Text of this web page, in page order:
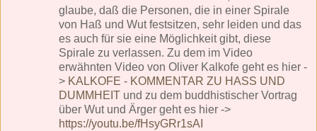
glaube, daß die Personen, die in einer Spirale
von Haß und Wut festsitzen, sehr leiden und das
es auch für sie eine Möglichkeit gibt, diese
Spirale zu verlassen. Zu dem im Video
erwähnten Video von Oliver Kalkofe geht es hier -
> KALKOFE - KOMMENTAR ZU HASS UND
DUMMHEIT und zu dem buddhistischer Vortrag
über Wut und Ärger geht es hier ->
https://youtu.be/fHsyGRr1sAI